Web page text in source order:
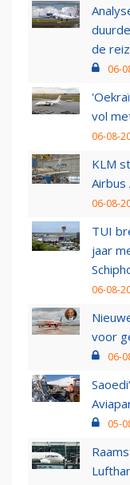
de
06-
vol
06-08-
KLM
06-08-
TUI
jaar
06-08-
voor
06-
05-